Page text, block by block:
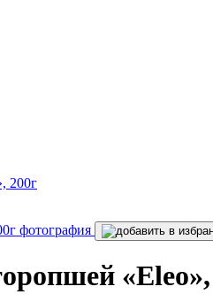
200г
«Eleo»,